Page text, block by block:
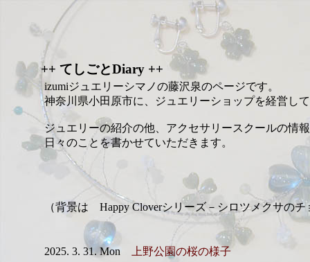
++ てしごとDiary ++
izumiジュエリーシマノの藤沢泉のページです。
神奈川県小田原市に、ジュエリーショップを経営し
ジュエリーの紹介の他、アクセサリースクールの情
日々のことを書かせていただきます。
（背景は Happy Cloverシリーズ－シロツメクサのチ
2025. 3. 31. Mon
上野公園の桜の様子